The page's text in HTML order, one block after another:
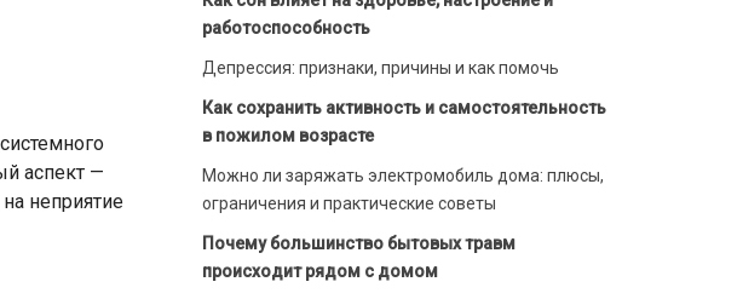
аспект —
неприятие
работоспособность
Депрессия: признаки, причины и как помочь
Как сохранить активность и самостоятельность
в пожилом возрасте
Можно ли заряжать электромобиль дома: плюсы,
ограничения и практические советы
Почему большинство бытовых травм
происходит рядом с домом